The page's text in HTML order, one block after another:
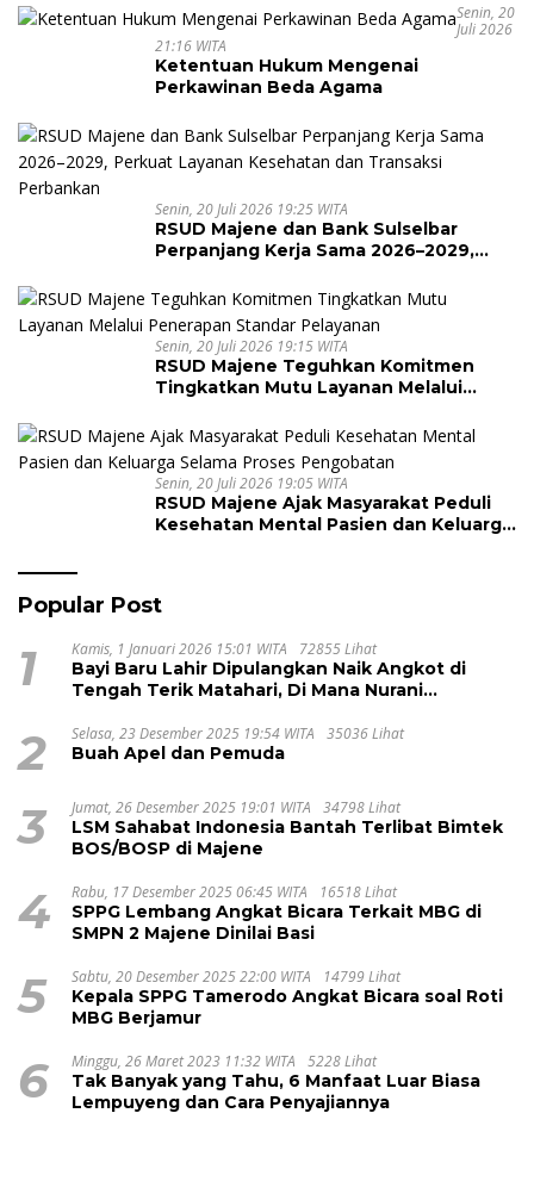
Arithmetic International Competition
Senin, 20
Juli 2026
21:16 WITA
Ketentuan Hukum Mengenai
Perkawinan Beda Agama
Senin, 20 Juli 2026 19:25 WITA
RSUD Majene dan Bank Sulselbar
Perpanjang Kerja Sama 2026–2029,
Transaksi Perbankan
Senin, 20 Juli 2026 19:15 WITA
RSUD Majene Teguhkan Komitmen
Tingkatkan Mutu Layanan Melalui
Senin, 20 Juli 2026 19:05 WITA
RSUD Majene Ajak Masyarakat Peduli
Kesehatan Mental Pasien dan Keluarga
Popular Post
1 Kamis, 1 Januari 2026 15:01 WITA 72855 Lihat
Bayi Baru Lahir Dipulangkan Naik Angkot di
Tengah Terik Matahari, Di Mana Nurani
2 Selasa, 23 Desember 2025 19:54 WITA 35036 Lihat
Buah Apel dan Pemuda
3 Jumat, 26 Desember 2025 19:01 WITA 34798 Lihat
LSM Sahabat Indonesia Bantah Terlibat Bimtek
BOS/BOSP di Majene
4 Rabu, 17 Desember 2025 06:45 WITA 16518 Lihat
SPPG Lembang Angkat Bicara Terkait MBG di
SMPN 2 Majene Dinilai Basi
5 Sabtu, 20 Desember 2025 22:00 WITA 14799 Lihat
Kepala SPPG Tamerodo Angkat Bicara soal Roti
MBG Berjamur
6 Minggu, 26 Maret 2023 11:32 WITA 5228 Lihat
Tak Banyak yang Tahu, 6 Manfaat Luar Biasa
Lempuyeng dan Cara Penyajiannya